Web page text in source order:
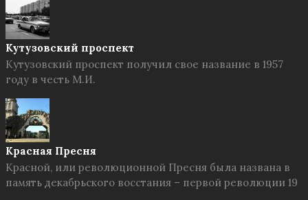
Кутузовский проспект
Кутузовский проспект получил свое название в 1957
году в честь М.И.
Красная Пресня
Красной, или революционной Пресня была названа в
память декабрьского восстания – первой революции 19